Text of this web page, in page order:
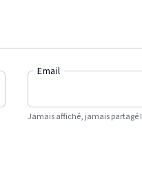
Email
Jamais affiché, jamais partagé !